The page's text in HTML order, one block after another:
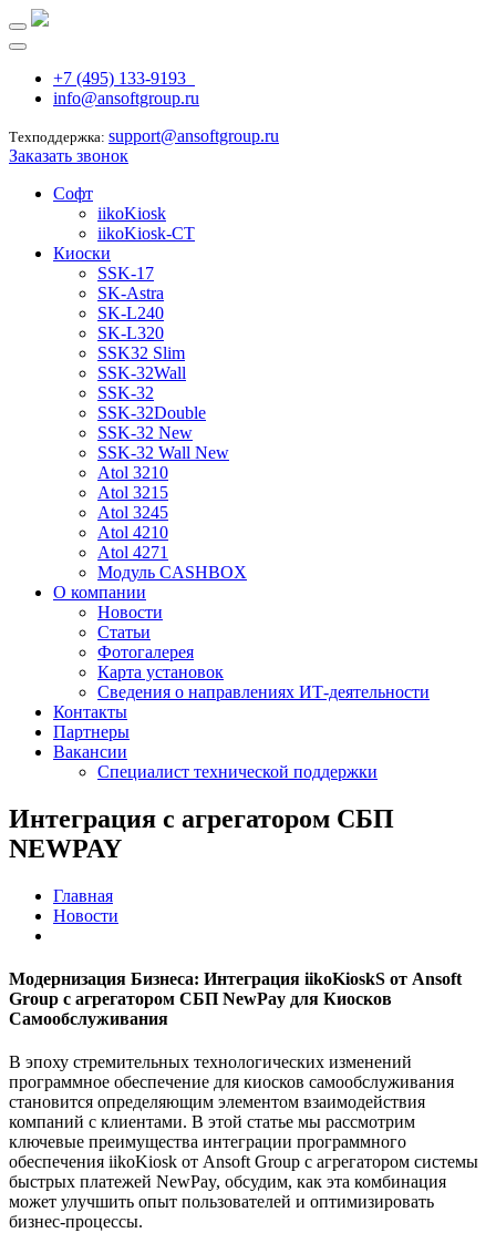
+7 (495) 133-9193
info@ansoftgroup.ru
Техподдержка: support@ansoftgroup.ru
Заказать звонок
Софт
iikoKiosk
iikoKiosk-CT
Киоски
SSK-17
SK-Astra
SK-L240
SK-L320
SSK32 Slim
SSK-32Wall
SSK-32
SSK-32Double
SSK-32 New
SSK-32 Wall New
Atol 3210
Atol 3215
Atol 3245
Atol 4210
Atol 4271
Модуль CASHBOX
О компании
Новости
Статьи
Фотогалерея
Карта установок
Сведения о направлениях ИТ-деятельности
Контакты
Партнеры
Вакансии
Специалист технической поддержки
Интеграция с агрегатором СБП
NEWPAY
Главная
Новости
Модернизация Бизнеса: Интеграция iikoKioskS от Ansoft
Group с агрегатором СБП NewPay для Киосков
Самообслуживания
В эпоху стремительных технологических изменений
программное обеспечение для киосков самообслуживания
становится определяющим элементом взаимодействия
компаний с клиентами. В этой статье мы рассмотрим
ключевые преимущества интеграции программного
обеспечения iikoKiosk от Ansoft Group с агрегатором системы
быстрых платежей NewPay, обсудим, как эта комбинация
может улучшить опыт пользователей и оптимизировать
бизнес-процессы.